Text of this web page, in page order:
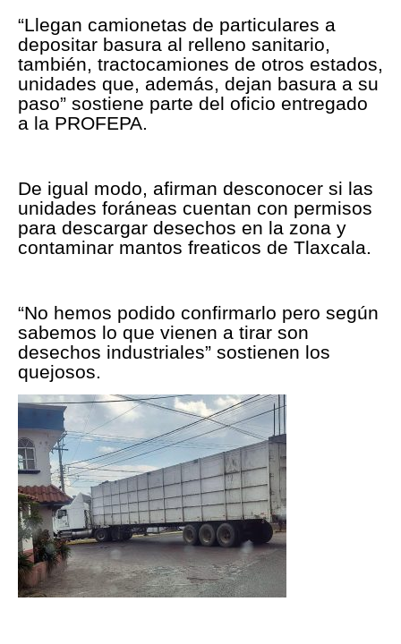
“Llegan camionetas de particulares a
depositar basura al relleno sanitario,
también, tractocamiones de otros estados,
unidades que, además, dejan basura a su
paso” sostiene parte del oficio entregado
a la PROFEPA.
De igual modo, afirman desconocer si las
unidades foráneas cuentan con permisos
para descargar desechos en la zona y
contaminar mantos freaticos de Tlaxcala.
“No hemos podido confirmarlo pero según
sabemos lo que vienen a tirar son
desechos industriales” sostienen los
quejosos.